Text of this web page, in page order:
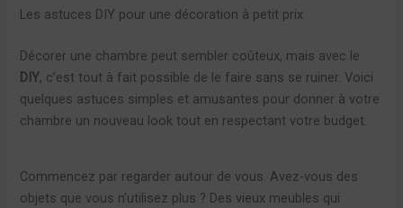
Les astuces DIY pour une décoration à petit prix
Décorer une chambre peut sembler coûteux, mais avec le
DIY, c’est tout à fait possible de le faire sans se ruiner. Voici
quelques astuces simples et amusantes pour donner à votre
chambre un nouveau look tout en respectant votre budget.
Commencez par regarder autour de vous. Avez-vous des
objets que vous n’utilisez plus ? Des vieux meubles qui